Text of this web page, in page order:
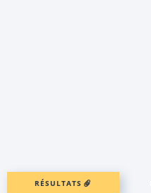
RÉSULTATS